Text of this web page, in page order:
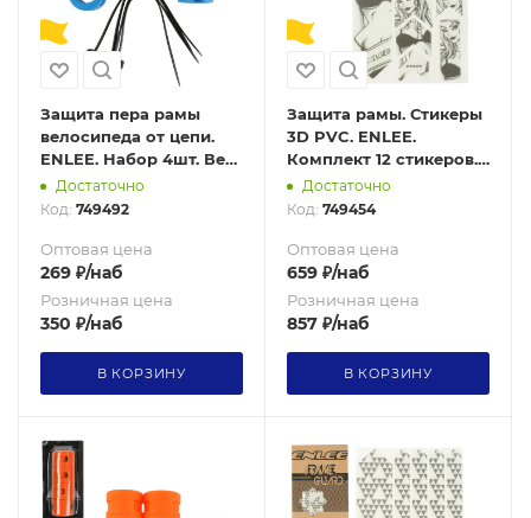
Защита пера рамы
велосипеда от цепи.
ENLEE. Набор 4шт. Вес
64гр. Синий
Достаточно
Код: 749492
Оптовая цена
269 ₽/наб
Розничная цена
350 ₽/наб
В КОРЗИНУ
Защита рамы. Стикеры
3D PVC. ENLEE.
Комплект 12 стикеров.
200 микрон. 3D Pack 3
Достаточно
Код: 749454
Оптовая цена
659 ₽/наб
Розничная цена
857 ₽/наб
В КОРЗИНУ